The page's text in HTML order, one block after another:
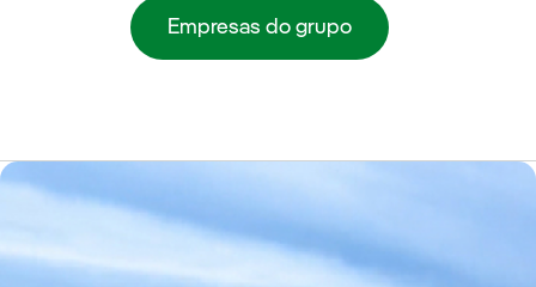
Empresas do grupo